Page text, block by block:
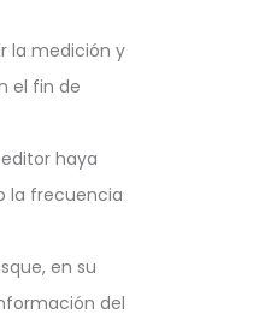
la medición y
el fin de
haya
la frecuencia
en su
del